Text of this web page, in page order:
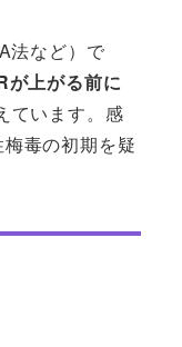
法など）で
が上がる前に
ています。感
毒の初期を疑